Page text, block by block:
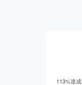
113%達成